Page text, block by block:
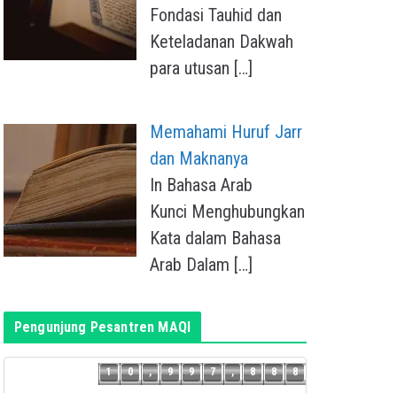
Fondasi Tauhid dan
Keteladanan Dakwah
para utusan […]
Memahami Huruf Jarr
dan Maknanya
In Bahasa Arab
Kunci Menghubungkan
Kata dalam Bahasa
Arab Dalam […]
Pengunjung Pesantren MAQI
1
0
,
9
9
7
,
8
8 8